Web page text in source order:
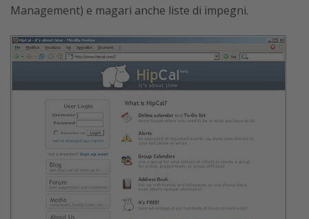
Management) e magari anche liste di impegni.